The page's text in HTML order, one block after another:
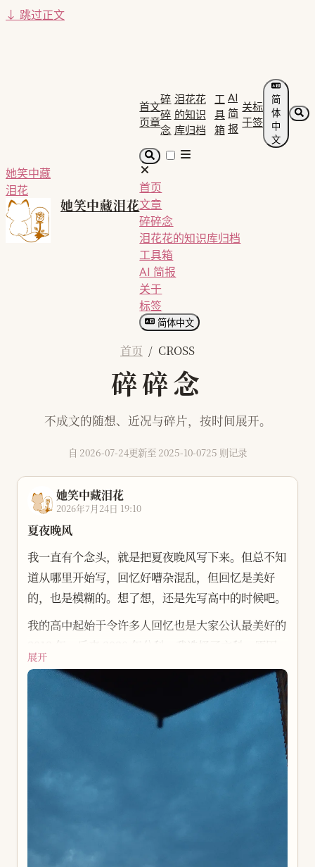
↓ 跳过正文
她笑中藏
泪花
她笑中藏泪花
首
页
文
章
碎
碎
念
泪花花
的知识
库归档
工
具
箱
AI
简
报
关
于
标
签
简
体
中
文
首页
文章
碎碎念
泪花花的知识库归档
工具箱
AI 简报
关于
标签
简体中文
首页 / CROSS
碎碎念
不成文的随想、近况与碎片，按时间展开。
自 2026-07-24更新至 2025-10-0725 则记录
她笑中藏泪花
2026年7月24日 19:10
夏夜晚风
我一直有个念头，就是把夏夜晚风写下来。但总不知
道从哪里开始写，回忆好嘈杂混乱，但回忆是美好
的，也是模糊的。想了想，还是先写高中的时候吧。
我的高中起始于令许多人回忆也是大家公认最美好的
2019 年。后来 2020 年分科，我选择了文科，原因
不止有我理科不想学，我觉得最重要的一个是，高中
班主任对我很好，我想跟着她。遇一良师，可改终生
我和现在的朋友，也大多似乎在这个期间变得熟络起
来，很美好，现在想起来还会嘴角上扬。当时我们一
起玩和平精英这款游戏，前段时间我们也在玩。其实
的性能其实根本不够，最快乐的时期总是没有最好的
展开